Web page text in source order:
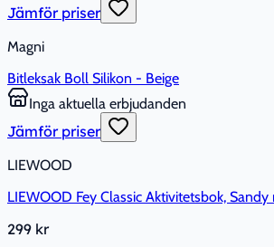
Jämför priser
Magni
Bitleksak Boll Silikon - Beige
Inga aktuella erbjudanden
Jämför priser
LIEWOOD
LIEWOOD Fey Classic Aktivitetsbok,
299 kr